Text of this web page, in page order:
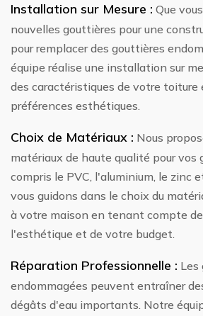
Installation sur Mesure : Que
nouvelles gouttières pour une
pour remplacer des gouttières
équipe réalise une installation sur
des caractéristiques de votre toiture
préférences esthétiques.
Choix de Matériaux : Nous
matériaux de haute qualité pour vos
compris le PVC, l'aluminium, le zinc
vous guidons dans le choix du
à votre maison en tenant compte
l'esthétique et de votre budget.
Réparation Professionnelle : Les
endommagées peuvent entraîner
dégâts d'eau importants. Notre